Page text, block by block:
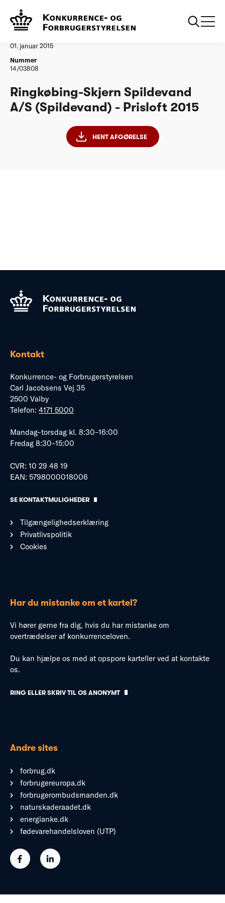
Vandtilsyn
01. januar 2015
Nummer
14/03808
Ringkøbing-Skjern Spildevand
A/S (Spildevand) - Prisloft 2015
HENT AFGØRELSE
Kontakt
Konkurrence- og Forbrugerstyrelsen
Carl Jacobsens Vej 35
2500 Valby
Telefon: 4171 5000
Mandag–torsdag kl. 8:30–16:00
Fredag 8:30–15:00
CVR: 10 29 48 19
EAN: 5798000018006
SE KONTAKTMULIGHEDER
Tilgængelighedserklæring
Privatlivspolitik
Cookies
Har du mistanke om et kartel?
Vi hører gerne fra dig, hvis du har mistanke om
overtrædelser af konkurrenceloven.
Du kan hjælpe os med at opspore karteller ved at kontakte
os.
RING ELLER SKRIV TIL OS ANONYMT
Andre sites
forbrug.dk
forbrugereuropa.dk
forbrugerombudsmanden.dk
naturskaderaadet.dk
energianke.dk
fødevarehandelsloven (UTP)